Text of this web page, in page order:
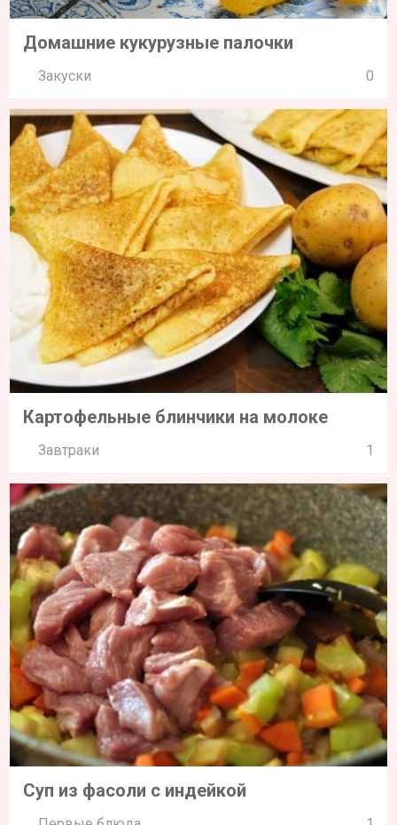
Домашние кукурузные палочки
Закуски 0
Картофельные блинчики на молоке
Завтраки 1
Суп из фасоли с индейкой